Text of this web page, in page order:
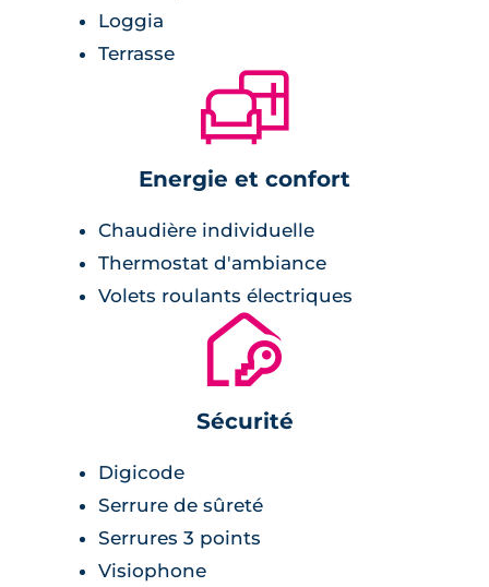
Loggia
Terrasse
🛋
Energie et confort
Chaudière individuelle
Thermostat d'ambiance
Volets roulants électriques
🔐
Sécurité
Digicode
Serrure de sûreté
Serrures 3 points
Visiophone